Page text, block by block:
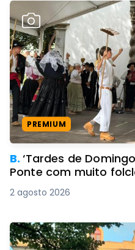
PREMIUM
B.‘Tardes de
Ponte com muito
2 agosto 2026